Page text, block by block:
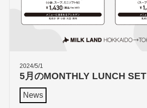
2024/5/1
5月のMONTHLY LUNCH SET
News